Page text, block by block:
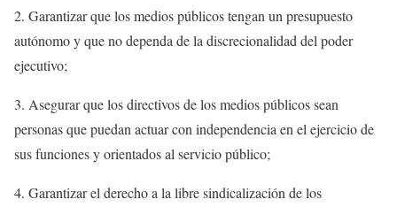
2. Garantizar que los medios públicos tengan un presupuesto
autónomo y que no dependa de la discrecionalidad del poder
ejecutivo;
3. Asegurar que los directivos de los medios públicos sean
personas que puedan actuar con independencia en el ejercicio de
sus funciones y orientados al servicio público;
4. Garantizar el derecho a la libre sindicalización de los